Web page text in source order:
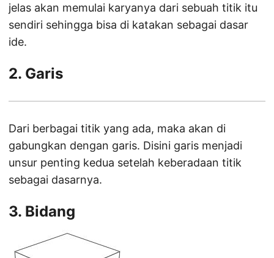
jelas akan memulai karyanya dari sebuah titik itu
sendiri sehingga bisa di katakan sebagai dasar
ide.
2. Garis
Dari berbagai titik yang ada, maka akan di
gabungkan dengan garis. Disini garis menjadi
unsur penting kedua setelah keberadaan titik
sebagai dasarnya.
3. Bidang